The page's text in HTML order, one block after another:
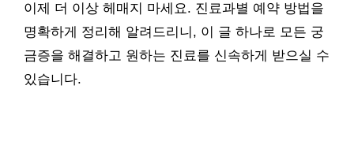
이제 더 이상 헤매지 마세요. 진료과별 예약 방법을
명확하게 정리해 알려드리니, 이 글 하나로 모든 궁
금증을 해결하고 원하는 진료를 신속하게 받으실 수
있습니다.